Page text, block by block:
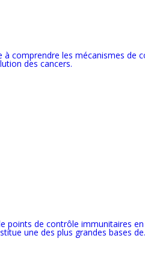
à comprendre les mécanismes de
des cancers.
points de contrôle immunitaires
une des plus grandes bases